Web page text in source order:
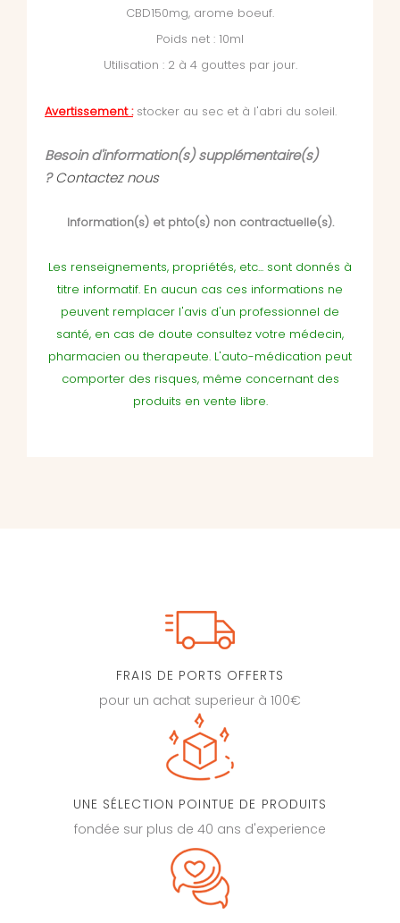
CBD150mg, arome boeuf.
Poids net : 10ml
Utilisation : 2 à 4 gouttes par jour.
Avertissement :stocker au sec et à l'abri du soleil.
Besoin d'information(s) supplémentaire(s)
?Contactez nous
Information(s) et phto(s) non contractuelle(s).
Les renseignements, propriétés, etc... sont donnés à
titre informatif. En aucun cas ces informations ne
peuvent remplacer l'avis d'un professionnel de
santé, en cas de doute consultez votre médecin,
pharmacien ou therapeute. L'auto-médication peut
comporter des risques, même concernant des
produits en vente libre.
FRAIS DE PORTS OFFERTS
pour un achat superieur à 100€
UNE SÉLECTION POINTUE DE PRODUITS
fondée sur plus de 40 ans d'experience